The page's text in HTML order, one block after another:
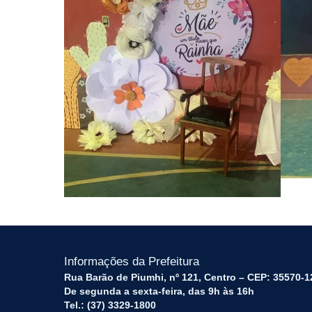
Informações da Prefeitura
Rua Barão de Piumhi, nº 121, Centro – CEP: 35570-
De segunda a sexta-feira, das 9h às 16h
Tel.: (37) 3329-1800